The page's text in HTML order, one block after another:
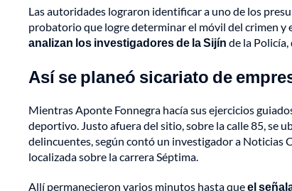
Las autoridades lograron identificar a uno de los
probatorio que logre determinar el móvil del crimen y
analizan los investigadores de la Sijín de la
Así se planeó sicariato de
Mientras Aponte Fonnegra hacía sus ejercicios
deportivo. Justo afuera del sitio, sobre la calle 85, se
delincuentes, según contó un investigador a Noticias
localizada sobre la carrera Séptima.
Allí permanecieron varios minutos hasta queel